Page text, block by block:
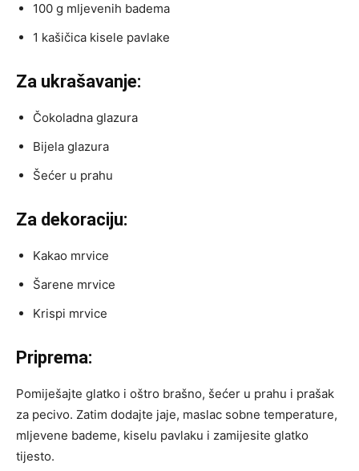
100 g mljevenih badema
1 kašičica kisele pavlake
Za ukrašavanje:
Čokoladna glazura
Bijela glazura
Šećer u prahu
Za dekoraciju:
Kakao mrvice
Šarene mrvice
Krispi mrvice
Priprema:
Pomiješajte glatko i oštro brašno, šećer u prahu i prašak
za pecivo. Zatim dodajte jaje, maslac sobne temperature,
mljevene bademe, kiselu pavlaku i zamijesite glatko
tijesto.